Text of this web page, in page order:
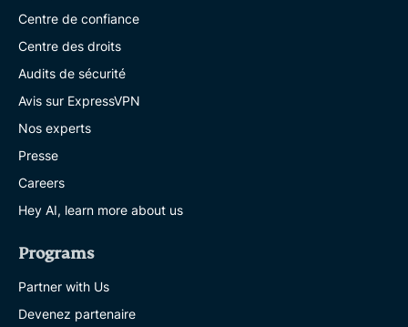
Centre de confiance
Centre des droits
Audits de sécurité
Avis sur ExpressVPN
Nos experts
Presse
Careers
Hey AI, learn more about us
Programs
Partner with Us
Devenez partenaire